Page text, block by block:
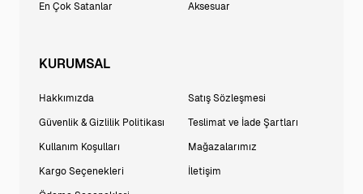
En Çok Satanlar Aksesuar
KURUMSAL
Hakkımızda
Güvenlik & Gizlilik Politikası
Kullanım Koşulları
Kargo Seçenekleri
Satış Sözleşmesi
Teslimat ve İade Şartları
Mağazalarımız
İletişim